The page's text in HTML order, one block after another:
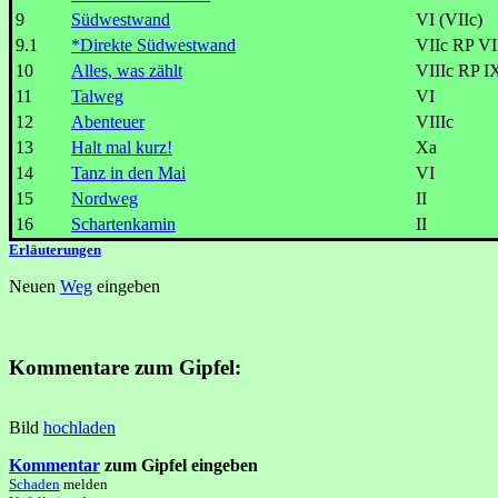
9
Südwestwand
VI (VIIc)
9.1
*Direkte Südwestwand
VIIc RP
10
Alles, was zählt
VIIIc RP
11
Talweg
VI
12
Abenteuer
VIIIc
13
Halt mal kurz!
Xa
14
Tanz in den Mai
VI
15
Nordweg
II
16
Schartenkamin II
Erläuterungen
Neuen Weg eingeben
Kommentare zum Gipfel:
Bild hochladen
Kommentar zum Gipfel eingeben
Schaden melden